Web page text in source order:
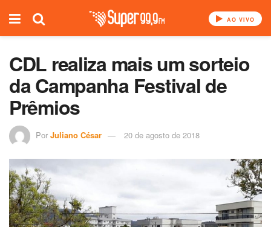
AO VIVO
CDL realiza mais um sorteio
da Campanha Festival de
Prêmios
Por Juliano César 20 de agosto de 2018